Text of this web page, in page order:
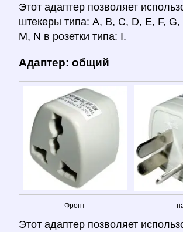
Этот адаптер позволяет
штекеры типа: A, B, C, D, E, F,
M, N в розетки типа: I.
Адаптер: общий
Фронт
Этот адаптер позволяет